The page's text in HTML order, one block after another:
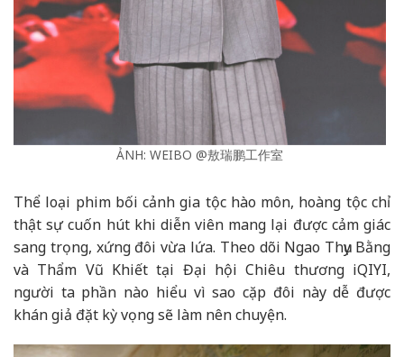
ẢNH: WEIBO @敖瑞鹏工作室
Thể loại phim bối cảnh gia tộc hào môn, hoàng tộc chỉ
thật sự cuốn hút khi diễn viên mang lại được cảm giác
sang trọng, xứng đôi vừa lứa. Theo dõi Ngao Thụy Bằng
và Thẩm Vũ Khiết tại Đại hội Chiêu thương iQIYI,
người ta phần nào hiểu vì sao cặp đôi này dễ được
khán giả đặt kỳ vọng sẽ làm nên chuyện.